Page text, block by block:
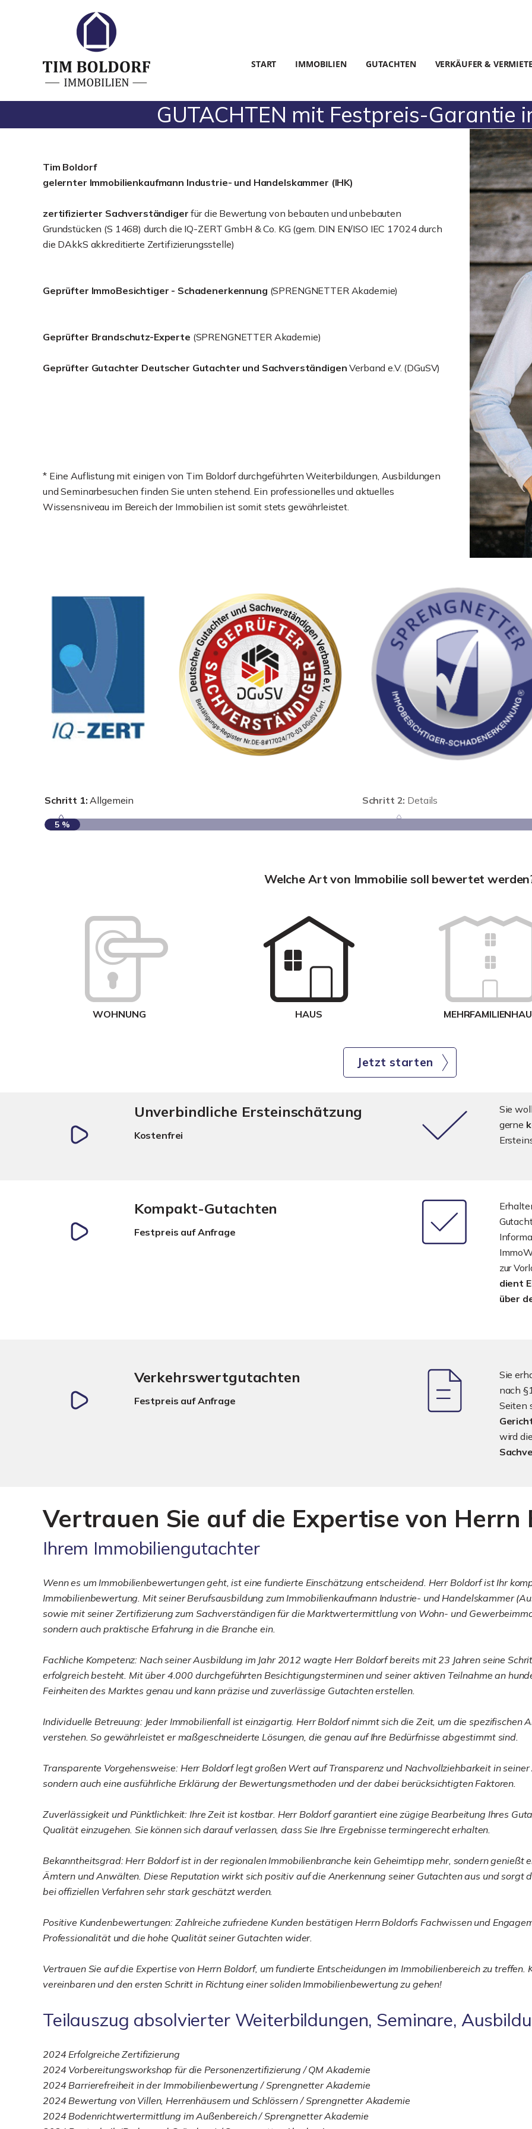
START IMMOBILIEN GUTACHTEN VERKÄUFER &
GUTACHTEN mit Festpreis-Garantie
Tim Boldorf
gelernter Immobilienkaufmann Industrie- und Handelskammer (IHK)
zertifizierter Sachverständiger für die Bewertung von bebauten und unbebauten
Grundstücken (S 1468) durch die IQ-ZERT GmbH & Co. KG (gem. DIN EN/ISO IEC 17024 durch
die DAkkS akkreditierte Zertifizierungsstelle)
Geprüfter ImmoBesichtiger - Schadenerkennung (SPRENGNETTER Akademie)
Geprüfter Brandschutz-Experte (SPRENGNETTER Akademie)
Geprüfter Gutachter Deutscher Gutachter und Sachverständigen Verband e.V. (DGuSV)
* Eine Auflistung mit einigen von Tim Boldorf durchgeführten Weiterbildungen, Ausbildungen
und Seminarbesuchen finden Sie unten stehend. Ein professionelles und aktuelles
Wissensniveau im Bereich der Immobilien ist somit stets gewährleistet.
Schritt 1: Allgemein Schritt 2: Details
5 %
Welche Art von Immobilie soll bewertet
WOHNUNG HAUS
Jetzt starten
Unverbindliche Ersteinschätzung
Kostenfrei
Sie
gerne
Kompakt-Gutachten
Festpreis auf Anfrage
zur
dient
über
Verkehrswertgutachten
Festpreis auf Anfrage
Sie
nach
Seiten
wird
Vertrauen Sie auf die Expertise von Herrn
Ihrem Immobiliengutachter
Wenn es um Immobilienbewertungen geht, ist eine fundierte Einschätzung entscheidend. Herr Boldorf ist Ihr
Immobilienbewertung. Mit seiner Berufsausbildung zum Immobilienkaufmann Industrie- und Handelskammer
sowie mit seiner Zertifizierung zum Sachverständigen für die Marktwertermittlung von Wohn- und
sondern auch praktische Erfahrung in die Branche ein.
Fachliche Kompetenz: Nach seiner Ausbildung im Jahr 2012 wagte Herr Boldorf bereits mit 23 Jahren seine
erfolgreich besteht. Mit über 4.000 durchgeführten Besichtigungsterminen und seiner aktiven Teilnahme an
Feinheiten des Marktes genau und kann präzise und zuverlässige Gutachten erstellen.
Individuelle Betreuung: Jeder Immobilienfall ist einzigartig. Herr Boldorf nimmt sich die Zeit, um die spezifischen
verstehen. So gewährleistet er maßgeschneiderte Lösungen, die genau auf Ihre Bedürfnisse abgestimmt sind.
Transparente Vorgehensweise: Herr Boldorf legt großen Wert auf Transparenz und Nachvollziehbarkeit in
sondern auch eine ausführliche Erklärung der Bewertungsmethoden und der dabei berücksichtigten Faktoren.
Zuverlässigkeit und Pünktlichkeit: Ihre Zeit ist kostbar. Herr Boldorf garantiert eine zügige Bearbeitung Ihres
Qualität einzugehen. Sie können sich darauf verlassen, dass Sie Ihre Ergebnisse termingerecht erhalten.
Bekanntheitsgrad: Herr Boldorf ist in der regionalen Immobilienbranche kein Geheimtipp mehr, sondern genießt
Ämtern und Anwälten. Diese Reputation wirkt sich positiv auf die Anerkennung seiner Gutachten aus und sorgt
bei offiziellen Verfahren sehr stark geschätzt werden.
Positive Kundenbewertungen: Zahlreiche zufriedene Kunden bestätigen Herrn Boldorfs Fachwissen und
Professionalität und die hohe Qualität seiner Gutachten wider.
Vertrauen Sie auf die Expertise von Herrn Boldorf, um fundierte Entscheidungen im Immobilienbereich zu treffen.
vereinbaren und den ersten Schritt in Richtung einer soliden Immobilienbewertung zu gehen!
Teilauszug absolvierter Weiterbildungen, Seminare,
2024 Erfolgreiche Zertifizierung
2024 Vorbereitungsworkshop für die Personenzertifizierung / QM Akademie
2024 Barrierefreiheit in der Immobilienbewertung / Sprengnetter Akademie
2024 Bewertung von Villen, Herrenhäusern und Schlössern / Sprengnetter Akademie
2024 Bodenrichtwertermittlung im Außenbereich / Sprengnetter Akademie